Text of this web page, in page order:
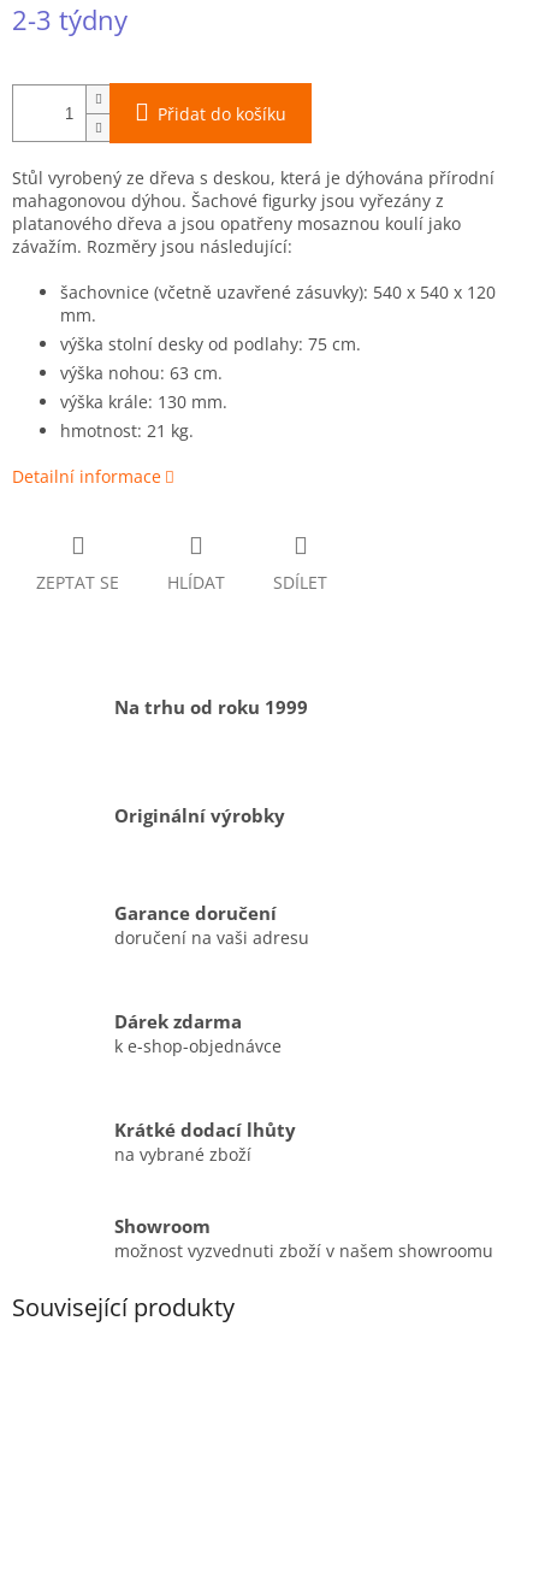
cena:
2-3 týdny
Přidat do košíku
Stůl vyrobený ze dřeva s deskou, která je dýhována přírodní
mahagonovou dýhou. Šachové figurky jsou vyřezány z
platanového dřeva a jsou opatřeny mosaznou koulí jako
závažím. Rozměry jsou následující:
šachovnice (včetně uzavřené zásuvky): 540 x 540 x 120
mm.
výška stolní desky od podlahy: 75 cm.
výška nohou: 63 cm.
výška krále: 130 mm.
hmotnost: 21 kg.
Detailní informace
ZEPTAT SE HLÍDAT SDÍLET
Na trhu od roku 1999
Originální výrobky
Garance doručení
doručení na vaši adresu
Dárek zdarma
k e-shop-objednávce
Krátké dodací lhůty
na vybrané zboží
Showroom
možnost vyzvednuti zboží v našem showroomu
Související produkty